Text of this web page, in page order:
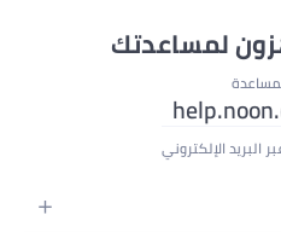
لمساعدتك
البريد الإلكتروني